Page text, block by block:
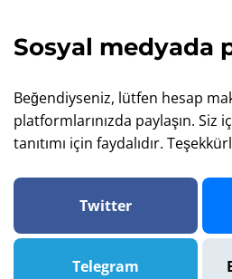
Sosyal medyada
Beğendiyseniz, lütfen hesap
platformlarınızda paylaşın. Siz
tanıtımı için faydalıdır.
Twitter
Telegram